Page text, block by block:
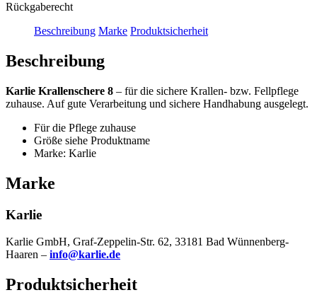
Rückgaberecht
Beschreibung Marke Produktsicherheit
Beschreibung
Karlie Krallenschere 8 – für die sichere Krallen- bzw. Fellpflege
zuhause. Auf gute Verarbeitung und sichere Handhabung ausgelegt.
Für die Pflege zuhause
Größe siehe Produktname
Marke: Karlie
Marke
Karlie
Karlie GmbH, Graf-Zeppelin-Str. 62, 33181 Bad Wünnenberg-
Haaren – info@karlie.de
Produktsicherheit